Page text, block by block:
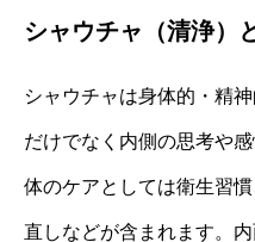
シャウチャ（清浄）
シャウチャは身体的・精
だけでなく内側の思考や
体のケアとしては衛生習
直しなどが含まれます。